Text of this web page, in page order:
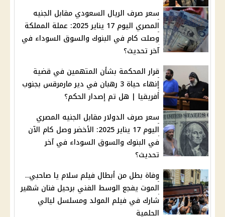
سعر صرف الريال السعودي مقابل الجنيه
المصري اليوم 17 يناير 2025: عملة المملكة
وصلت كام في البنوك والسوق السوداء في
آخر تحديث؟
قرار المحكمة بشأن المتهمين في قضية
إنهاء حياة 3 رهبان في دير مارمرقس بجنوب
أفريقيا | هل تم إصدار الحكم؟
سعر صرف الدولار مقابل الجنيه المصري
اليوم 17 يناير 2025: الأخضر وصل كام الآن
في البنوك والسوق السوداء في آخر
تحديث؟
وفاة بطل من أبطال فيلم سلام يا صاحبي..
الموت يفجع الوسط الفني برحيل فنان شهير
شارك في فيلم المولد ومسلسل ليالي
الحلمية